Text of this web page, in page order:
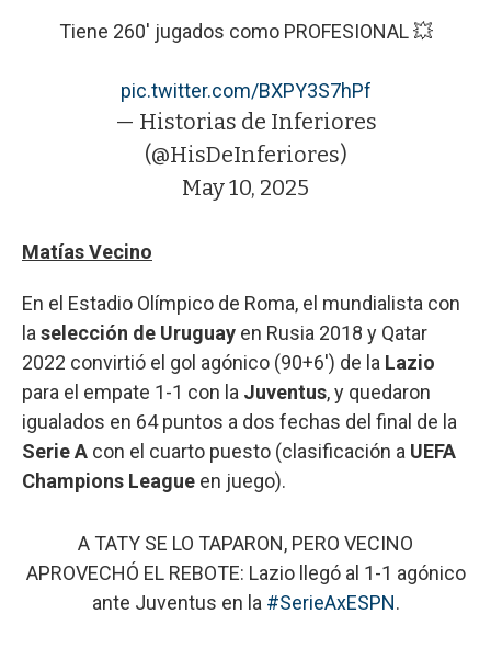
Tiene 260' jugados como PROFESIONAL 💥
pic.twitter.com/BXPY3S7hPf
— Historias de Inferiores
(@HisDeInferiores)
May 10, 2025
Matías Vecino
En el Estadio Olímpico de Roma, el mundialista con
la selección de Uruguay en Rusia 2018 y Qatar
2022 convirtió el gol agónico (90+6') de la Lazio
para el empate 1-1 con la Juventus, y quedaron
igualados en 64 puntos a dos fechas del final de la
Serie A con el cuarto puesto (clasificación a UEFA
Champions League en juego).
A TATY SE LO TAPARON, PERO VECINO
APROVECHÓ EL REBOTE: Lazio llegó al 1-1 agónico
ante Juventus en la #SerieAxESPN.